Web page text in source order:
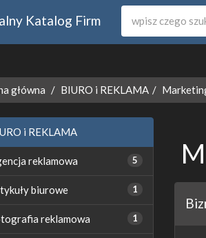
Katalog Firm
główna BIURO i REKLAMA
i REKLAMA
5
reklamowa
1
biurowe
1
reklamowa